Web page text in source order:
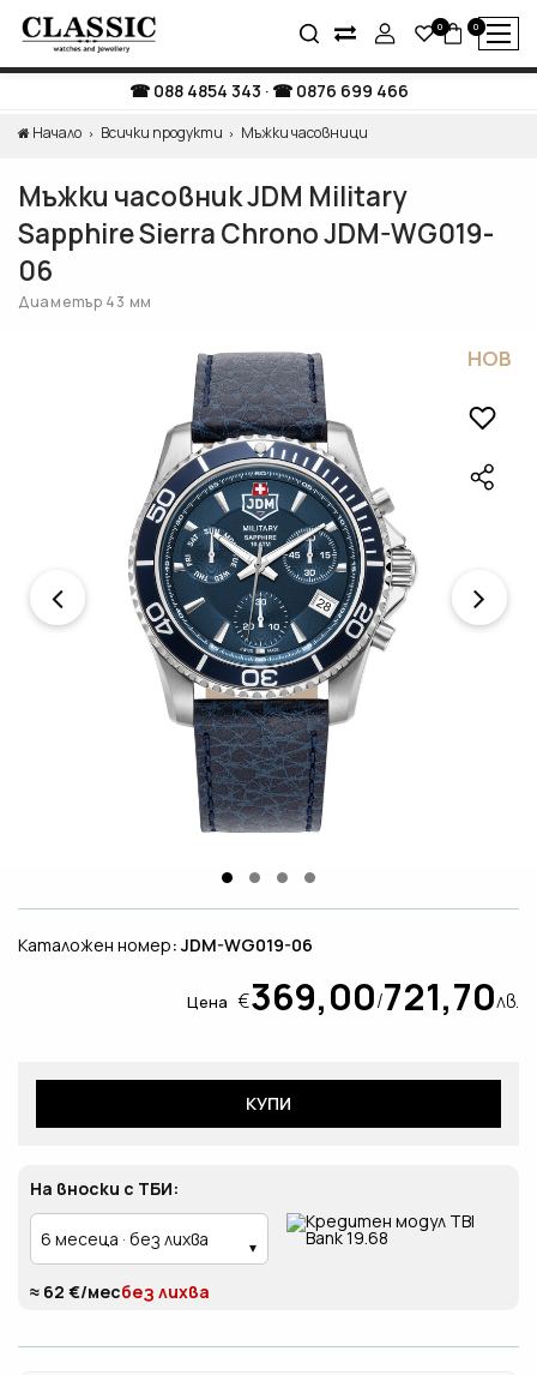
0 0
088 4854 343 · 0876 699 466
Начало Всички продукти Мъжки часовници
Мъжки часовник JDM Military
Sapphire Sierra Chrono JDM-WG019-
06
Диаметър 43 мм
НОВ
Каталожен номер: JDM-WG019-06
Цена €369,00/721,70лв.
КУПИ
На вноски с ТБИ:
≈ 62 €/месбез лихва